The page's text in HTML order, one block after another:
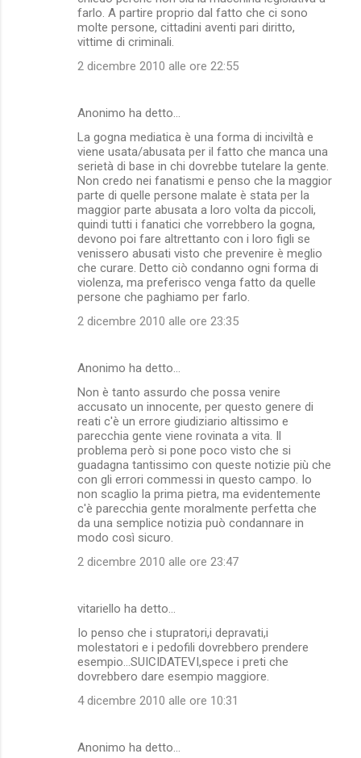
farlo. A partire proprio dal fatto che ci sono
molte persone, cittadini aventi pari diritto,
vittime di criminali.
2 dicembre 2010 alle ore 22:55
Anonimo ha detto…
La gogna mediatica è una forma di inciviltà e
viene usata/abusata per il fatto che manca una
serietà di base in chi dovrebbe tutelare la gente.
Non credo nei fanatismi e penso che la maggior
parte di quelle persone malate è stata per la
maggior parte abusata a loro volta da piccoli,
quindi tutti i fanatici che vorrebbero la gogna,
devono poi fare altrettanto con i loro figli se
venissero abusati visto che prevenire è meglio
che curare. Detto ciò condanno ogni forma di
violenza, ma preferisco venga fatto da quelle
persone che paghiamo per farlo.
2 dicembre 2010 alle ore 23:35
Anonimo ha detto…
Non è tanto assurdo che possa venire
accusato un innocente, per questo genere di
reati c'è un errore giudiziario altissimo e
parecchia gente viene rovinata a vita. Il
problema però si pone poco visto che si
guadagna tantissimo con queste notizie più che
con gli errori commessi in questo campo. Io
non scaglio la prima pietra, ma evidentemente
c'è parecchia gente moralmente perfetta che
da una semplice notizia può condannare in
modo così sicuro.
2 dicembre 2010 alle ore 23:47
vitariello ha detto…
Io penso che i stupratori,i depravati,i
molestatori e i pedofili dovrebbero prendere
esempio...SUICIDATEVI,spece i preti che
dovrebbero dare esempio maggiore.
4 dicembre 2010 alle ore 10:31
Anonimo ha detto…